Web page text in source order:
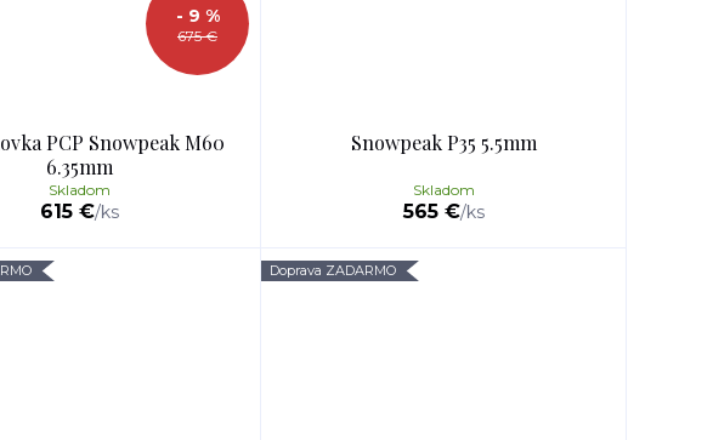
675 €
- 9 %
PCP Snowpeak M60
6.35mm
615 €/ks
Skladom
Snowpeak P35 5.5mm
565 €/ks
Skladom
Doprava ZADARMO